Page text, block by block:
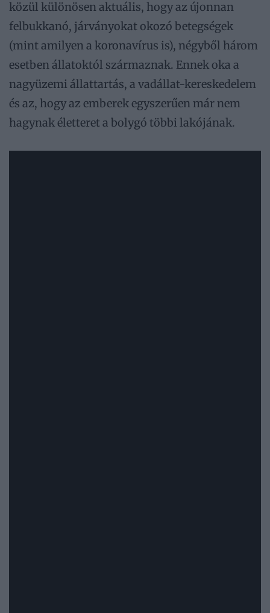
közül különösen aktuális, hogy az újonnan
felbukkanó, járványokat okozó betegségek
(mint amilyen a koronavírus is), négyből három
esetben állatoktól származnak. Ennek oka a
nagyüzemi állattartás, a vadállat-kereskedelem
és az, hogy az emberek egyszerűen már nem
hagynak életteret a bolygó többi lakójának.